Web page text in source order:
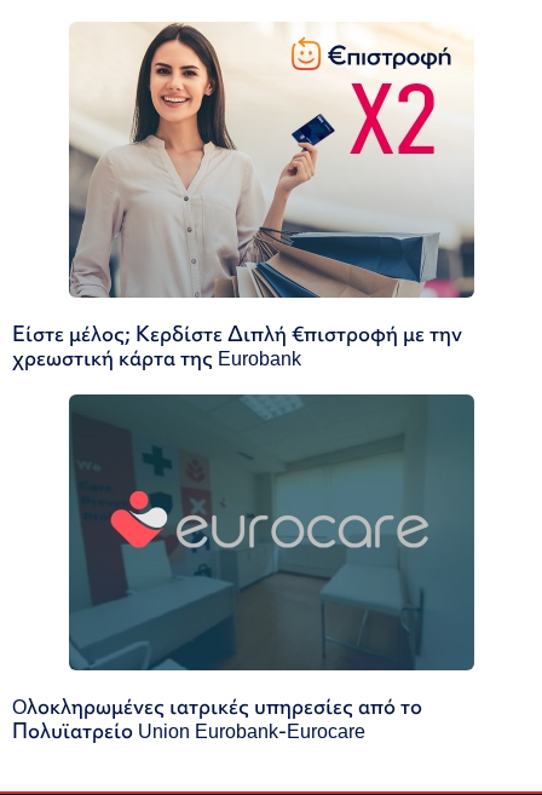
Είστε μέλος; Κερδίστε Διπλή €πιστροφή με την
χρεωστική κάρτα της Eurobank
Oλοκληρωμένες ιατρικές υπηρεσίες από το
Πολυϊατρείο Union Eurobank-Eurocare